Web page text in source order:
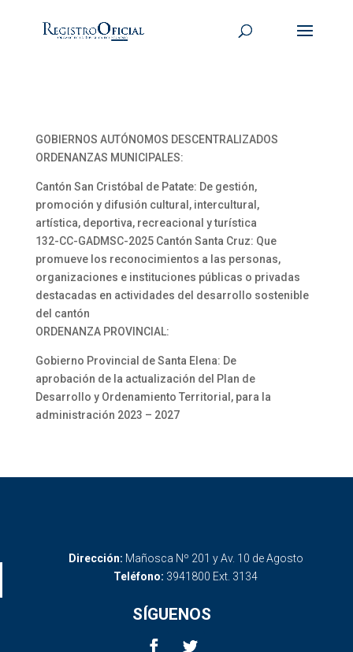
GOBIERNOS AUTÓNOMOS DESCENTRALIZADOS
ORDENANZAS MUNICIPALES:
Cantón San Cristóbal de Patate: De gestión,
promoción y difusión cultural, intercultural,
artística, deportiva, recreacional y turística
132-CC-GADMSC-2025 Cantón Santa Cruz: Que
promueve los reconocimientos a las personas,
organizaciones e instituciones públicas o privadas
destacadas en actividades del desarrollo sostenible
del cantón
ORDENANZA PROVINCIAL:
Gobierno Provincial de Santa Elena: De
aprobación de la actualización del Plan de
Desarrollo y Ordenamiento Territorial, para la
administración 2023 – 2027
Dirección: Mañosca Nº 201 y Av. 10 de Agosto
Teléfono: 3941800 Ext. 3134
SÍGUENOS